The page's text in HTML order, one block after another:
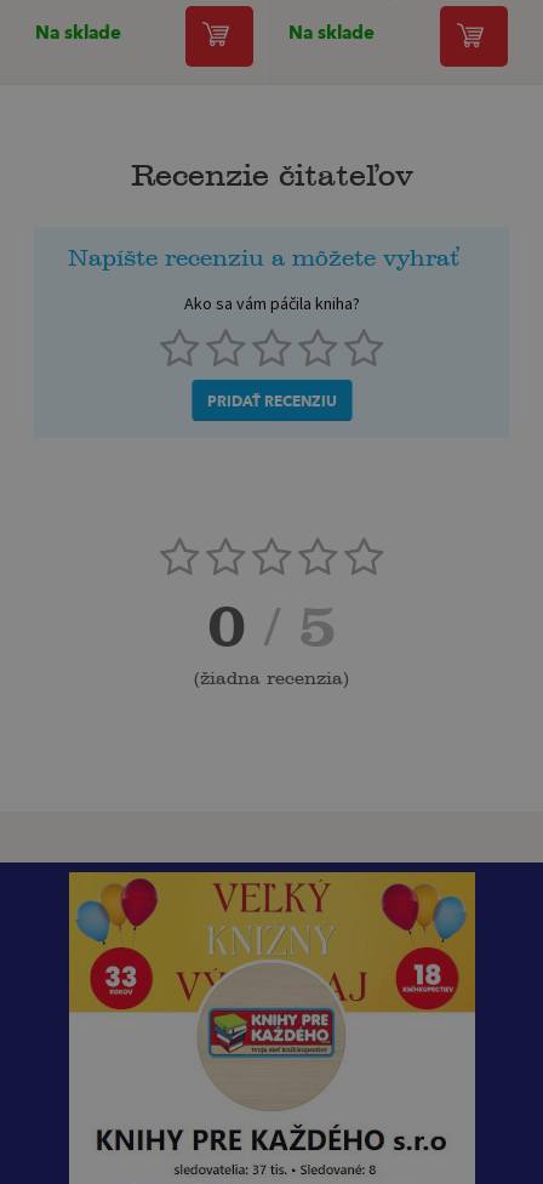
Na sklade Na sklade
Recenzie čitateľov
Napíšte recenziu a môžete vyhrať
Ako sa vám páčila kniha?
PRIDAŤ RECENZIU
0 / 5
(žiadna recenzia)